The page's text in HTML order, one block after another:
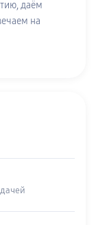
даём
на